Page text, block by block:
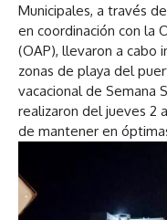
Municipales, a través
en coordinación con la
(OAP), llevaron a cabo
zonas de playa del
vacacional de Semana
realizaron del jueves 2
de mantener en